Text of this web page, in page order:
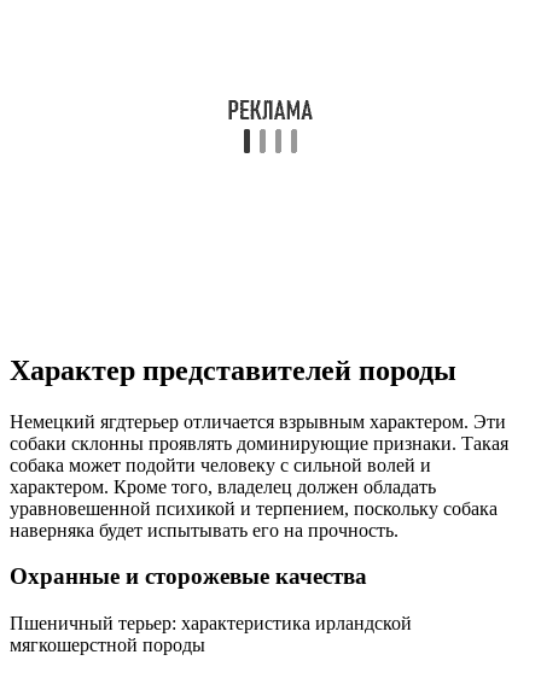
Характер представителей породы
Немецкий ягдтерьер отличается взрывным характером. Эти
собаки склонны проявлять доминирующие признаки. Такая
собака может подойти человеку с сильной волей и
характером. Кроме того, владелец должен обладать
уравновешенной психикой и терпением, поскольку собака
наверняка будет испытывать его на прочность.
Охранные и сторожевые качества
Пшеничный терьер: характеристика ирландской
мягкошерстной породы